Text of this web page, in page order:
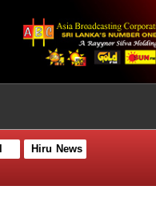
Hiru News